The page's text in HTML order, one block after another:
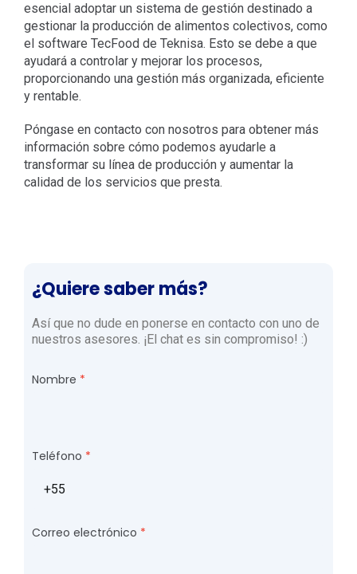
esencial adoptar un sistema de gestión destinado a
gestionar la producción de alimentos colectivos, como
el software TecFood de Teknisa. Esto se debe a que
ayudará a controlar y mejorar los procesos,
proporcionando una gestión más organizada, eficiente
y rentable.
Póngase en contacto con nosotros para obtener más
información sobre cómo podemos ayudarle a
transformar su línea de producción y aumentar la
calidad de los servicios que presta.
¿Quiere saber más?
Así que no dude en ponerse en contacto con uno de
nuestros asesores. ¡El chat es sin compromiso! :)
Nombre
Teléfono
Correo electrónico